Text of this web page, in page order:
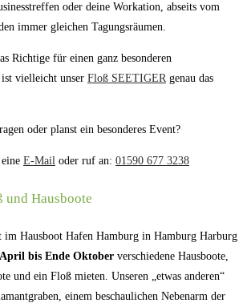
oder deine Workation, abseits vom
immer gleichen Tagungsräumen.
Richtige für einen ganz besonderen
vielleicht unser Floß SEETIGERgenau das
oder planst ein besonderes Event?
E-Mail oder ruf an: 01590 677 3238
und Hausboote
im Hausboot Hafen Hamburg in Hamburg Harburg
bis Ende Oktober verschiedene Hausboote,
und ein Floß mieten. Unseren „etwas anderen“
einem beschaulichen Nebenarm der